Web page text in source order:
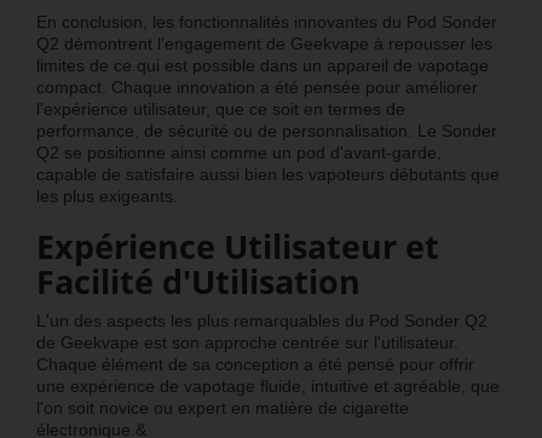
En conclusion, les fonctionnalités innovantes du Pod Sonder
Q2 démontrent l'engagement de Geekvape à repousser les
limites de ce qui est possible dans un appareil de vapotage
compact. Chaque innovation a été pensée pour améliorer
l'expérience utilisateur, que ce soit en termes de
performance, de sécurité ou de personnalisation. Le Sonder
Q2 se positionne ainsi comme un pod d'avant-garde,
capable de satisfaire aussi bien les vapoteurs débutants que
les plus exigeants.
Expérience Utilisateur et
Facilité d'Utilisation
L'un des aspects les plus remarquables du Pod Sonder Q2
de Geekvape est son approche centrée sur l'utilisateur.
Chaque élément de sa conception a été pensé pour offrir
une expérience de vapotage fluide, intuitive et agréable, que
l'on soit novice ou expert en matière de cigarette
électronique.&